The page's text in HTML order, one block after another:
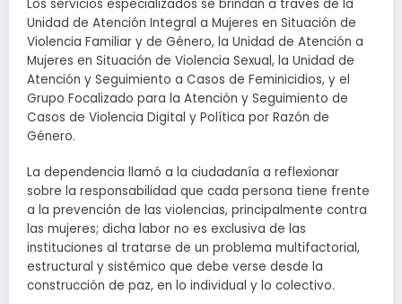
Los servicios especializados se brindan a través de la
Unidad de Atención Integral a Mujeres en Situación de
Violencia Familiar y de Género, la Unidad de Atención a
Mujeres en Situación de Violencia Sexual, la Unidad de
Atención y Seguimiento a Casos de Feminicidios, y el
Grupo Focalizado para la Atención y Seguimiento de
Casos de Violencia Digital y Política por Razón de
Género.
La dependencia llamó a la ciudadanía a reflexionar
sobre la responsabilidad que cada persona tiene frente
a la prevención de las violencias, principalmente contra
las mujeres; dicha labor no es exclusiva de las
instituciones al tratarse de un problema multifactorial,
estructural y sistémico que debe verse desde la
construcción de paz, en lo individual y lo colectivo.